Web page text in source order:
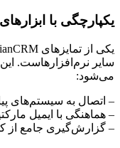
یکپارچگی با
سایر نرم‌افزارهاست.
می‌شود:
– اتصال به سیستم‌های
– هماهنگی با ایمیل
– گزارش‌گیری جامع از